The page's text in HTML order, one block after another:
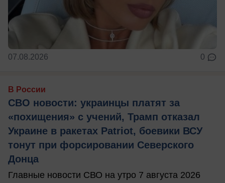
07.08.2026 0
В России
СВО новости: украинцы платят за
«похищения» с учений, Трамп отказал
Украине в ракетах Patriot, боевики ВСУ
тонут при форсировании Северского
Донца
Главные новости СВО на утро 7 августа 2026